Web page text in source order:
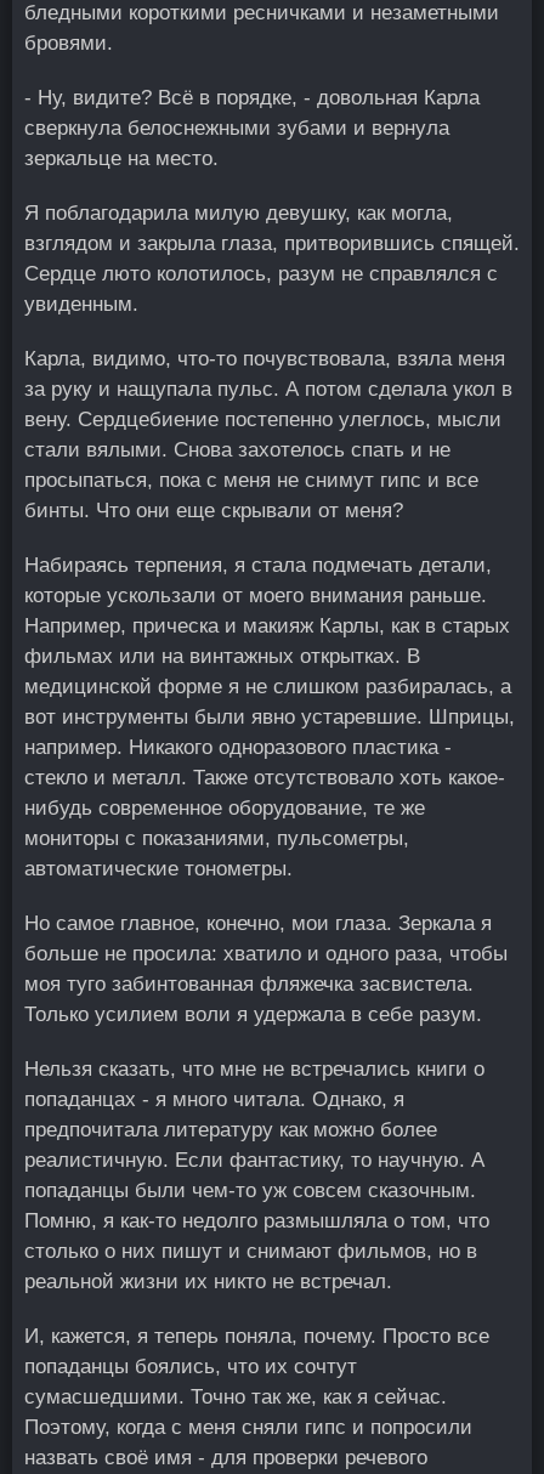
бледными короткими ресничками и незаметными
бровями.
- Ну, видите? Всё в порядке, - довольная Карла
сверкнула белоснежными зубами и вернула
зеркальце на место.
Я поблагодарила милую девушку, как могла,
взглядом и закрыла глаза, притворившись спящей.
Сердце люто колотилось, разум не справлялся с
увиденным.
Карла, видимо, что-то почувствовала, взяла меня
за руку и нащупала пульс. А потом сделала укол в
вену. Сердцебиение постепенно улеглось, мысли
стали вялыми. Снова захотелось спать и не
просыпаться, пока с меня не снимут гипс и все
бинты. Что они еще скрывали от меня?
Набираясь терпения, я стала подмечать детали,
которые ускользали от моего внимания раньше.
Например, прическа и макияж Карлы, как в старых
фильмах или на винтажных открытках. В
медицинской форме я не слишком разбиралась, а
вот инструменты были явно устаревшие. Шприцы,
например. Никакого одноразового пластика -
стекло и металл. Также отсутствовало хоть какое-
нибудь современное оборудование, те же
мониторы с показаниями, пульсометры,
автоматические тонометры.
Но самое главное, конечно, мои глаза. Зеркала я
больше не просила: хватило и одного раза, чтобы
моя туго забинтованная фляжечка засвистела.
Только усилием воли я удержала в себе разум.
Нельзя сказать, что мне не встречались книги о
попаданцах - я много читала. Однако, я
предпочитала литературу как можно более
реалистичную. Если фантастику, то научную. А
попаданцы были чем-то уж совсем сказочным.
Помню, я как-то недолго размышляла о том, что
столько о них пишут и снимают фильмов, но в
реальной жизни их никто не встречал.
И, кажется, я теперь поняла, почему. Просто все
попаданцы боялись, что их сочтут
сумасшедшими. Точно так же, как я сейчас.
Поэтому, когда с меня сняли гипс и попросили
назвать своё имя - для проверки речевого